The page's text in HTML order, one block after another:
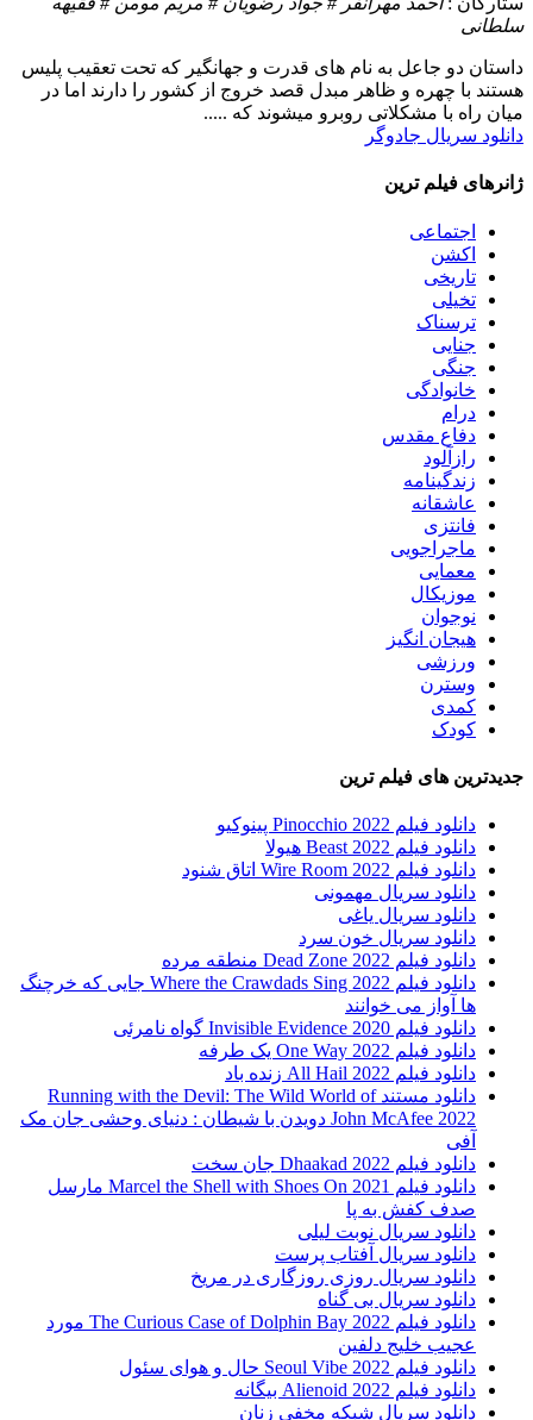
سلطانی
داستان دو جاعل به نام های قدرت و جهانگیر که تحت تعقیب پلیس
هستند با چهره و ظاهر مبدل قصد خروج از کشور را دارند اما در
میان راه با مشکلاتی روبرو میشوند که .....
دانلود سریال جادوگر
ژانرهای فیلم ترین
اجتماعی
اکشن
تاریخی
تخیلی
ترسناک
جنایی
جنگی
خانوادگی
درام
دفاع مقدس
رازآلود
زندگینامه
عاشقانه
فانتزی
ماجراجویی
معمایی
موزیکال
نوجوان
هیجان انگیز
ورزشی
وسترن
کمدی
کودک
جدیدترین های فیلم ترین
دانلود فیلم Pinocchio 2022 پینوکیو
دانلود فیلم Beast 2022 هیولا
دانلود فیلم Wire Room 2022 اتاق شنود
دانلود سریال مهمونی
دانلود سریال یاغی
دانلود سریال خون سرد
دانلود فیلم 2022 Dead Zone منطقه مرده
دانلود فیلم Where the Crawdads Sing 2022 جایی که خرچنگ
ها آواز می خوانند
دانلود فیلم 2020 Invisible Evidence گواه نامرئی
دانلود فیلم One Way 2022 یک طرفه
دانلود فیلم All Hail 2022 زنده باد
دانلود مستند Running with the Devil: The Wild World of
John McAfee 2022 دویدن با شیطان : دنیای وحشی جان مک
آفی
دانلود فیلم Dhaakad 2022 جان سخت
دانلود فیلم Marcel the Shell with Shoes On 2021 مارسل
صدف کفش به پا
دانلود سریال نوبت لیلی
دانلود سریال آفتاب پرست
دانلود سریال روزی روزگاری در مریخ
دانلود سریال بی گناه
دانلود فیلم The Curious Case of Dolphin Bay 2022 مورد
عجیب خلیج دلفین
دانلود فیلم Seoul Vibe 2022 حال و هوای سئول
دانلود فیلم Alienoid 2022 بیگانه
دانلود سریال شبکه مخفی زنان